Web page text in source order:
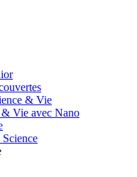
& Vie
Vie avec Nano